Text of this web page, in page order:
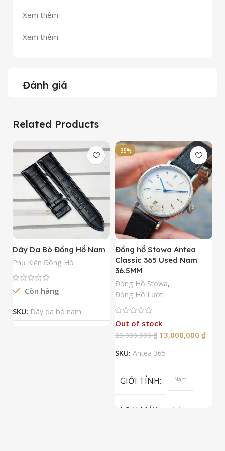
Xem thêm:
Xem thêm:
Đánh giá
Related Products
Dây Da Bò Đồng Hồ Nam
Phụ Kiện Đồng Hồ
Còn hàng
SKU: Dây da bò nam
-35%
Đồng hồ Stowa Antea
Classic 365 Used Nam
36.5MM
Đồng Hồ Stowa,
Đồng Hồ Lướt
Out of stock
20,000,000₫ 13,000,000 ₫
SKU: Antea 365
GIỚI TÍNH Nam
LOẠI MÁY
Automatic